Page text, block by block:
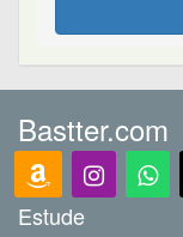
Bastter.com
Estude